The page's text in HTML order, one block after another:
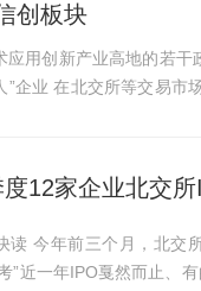
创板块
用创新产业高地的若
企业 在北交所等交易市
12家企业北交所
上市材料的现象。有的企
”近一年IPO戛然而止、